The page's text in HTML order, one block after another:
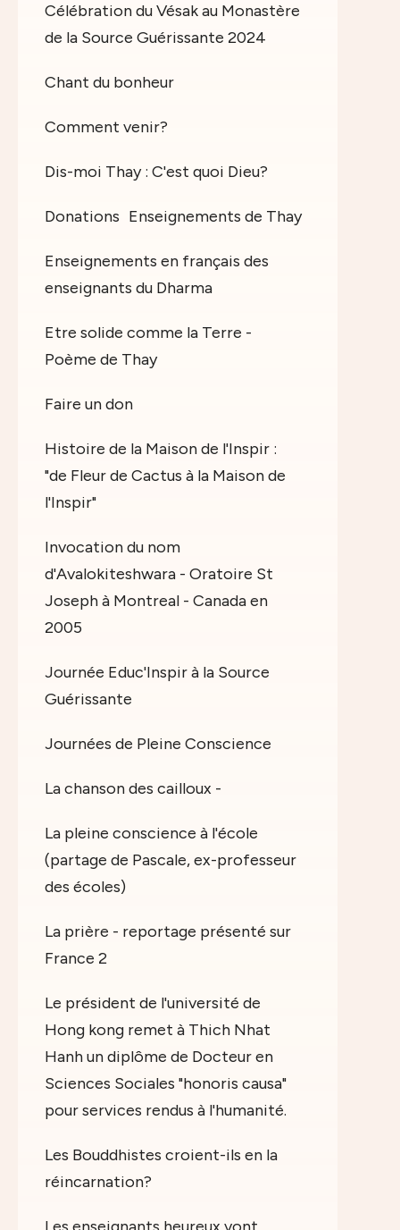
Célébration du Vésak au Monastère
de la Source Guérissante 2024
Chant du bonheur
Comment venir?
Dis-moi Thay : C'est quoi Dieu?
Donations Enseignements de Thay
Enseignements en français des
enseignants du Dharma
Etre solide comme la Terre -
Poème de Thay
Faire un don
Histoire de la Maison de l'Inspir :
"de Fleur de Cactus à la Maison de
l'Inspir"
Invocation du nom
d'Avalokiteshwara - Oratoire St
Joseph à Montreal - Canada en
2005
Journée Educ'Inspir à la Source
Guérissante
Journées de Pleine Conscience
La chanson des cailloux -
La pleine conscience à l'école
(partage de Pascale, ex-professeur
des écoles)
La prière - reportage présenté sur
France 2
Le président de l'université de
Hong kong remet à Thich Nhat
Hanh un diplôme de Docteur en
Sciences Sociales "honoris causa"
pour services rendus à l'humanité.
Les Bouddhistes croient-ils en la
réincarnation?